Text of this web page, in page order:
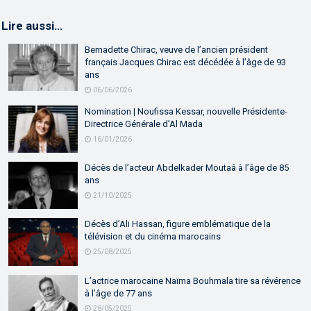
Lire aussi…
Bernadette Chirac, veuve de l’ancien président
français Jacques Chirac est décédée à l’âge de 93
ans
06/06/2026
Nomination | Noufissa Kessar, nouvelle Présidente-
Directrice Générale d’Al Mada
16/01/2026
Décès de l’acteur Abdelkader Moutaâ à l’âge de 85
ans
21/10/2025
Décès d’Ali Hassan, figure emblématique de la
télévision et du cinéma marocains
25/08/2025
L’actrice marocaine Naïma Bouhmala tire sa révérence
à l’âge de 77 ans
28/05/2025